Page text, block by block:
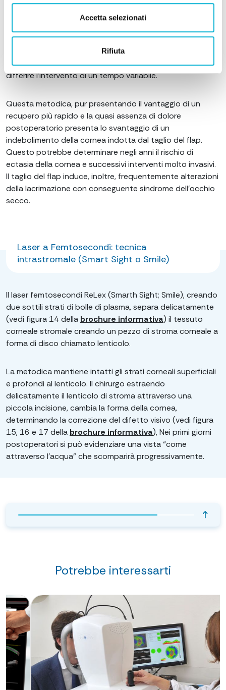
Accetta selezionati
Rifiuta
sutura temporanei. Talvolta il taglio lamellare può risultare
qualitativamente non adeguato; in questa eventualità il
chirurgo può ritenere più opportuno riapporre la lamella e
differire l’intervento di un tempo variabile.
Questa metodica, pur presentando il vantaggio di un
recupero più rapido e la quasi assenza di dolore
postoperatorio presenta lo svantaggio di un
indebolimento della cornea indotta dal taglio del flap.
Questo potrebbe determinare negli anni il rischio di
ectasia della cornea e successivi interventi molto invasivi.
Il taglio del flap induce, inoltre, frequentemente alterazioni
della lacrimazione con conseguente sindrome dell’occhio
secco.
Laser a Femtosecondi: tecnica
intrastromale (Smart Sight o Smile)
Il laser femtosecondi ReLex (Smarth Sight; Smile), creando
due sottili strati di bolle di plasma, separa delicatamente
(vedi figura 14 della brochure informativa) il tessuto
corneale stromale creando un pezzo di stroma corneale a
forma di disco chiamato lenticolo.
La metodica mantiene intatti gli strati corneali superficiali
e profondi al lenticolo. Il chirurgo estraendo
delicatamente il lenticolo di stroma attraverso una
piccola incisione, cambia la forma della cornea,
determinando la correzione del difetto visivo (vedi figura
15, 16 e 17 della brochure informativa), Nei primi giorni
postoperatori si può evidenziare una vista “come
attraverso l’acqua” che scomparirà progressivamente.
ARGOMENTI E TEMI
Le tecniche chirurgiche
Laser ad eccimeri: tecniche di
superficie
Laser ad eccimeri: tecniche
intrastromali
Potrebbe interessarti